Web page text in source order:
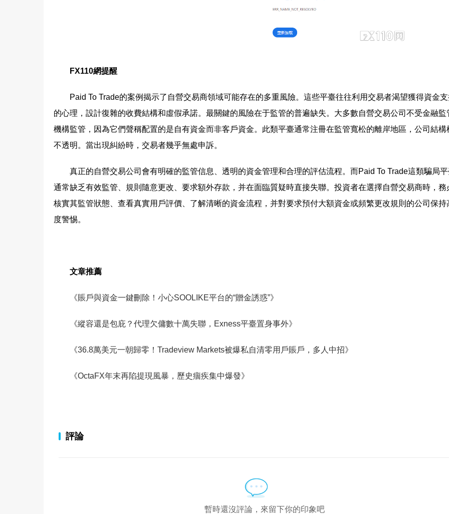
FX110網提醒
Paid To Trade的案例揭示了自營交易商領域可能存在的多重風險。這些平臺往往利用交易者渴望獲得資金
的心理，設計復雜的收費結構和虛假承諾。最關鍵的風險在于監管的普遍缺失。大多數自營交易公司不受金融監
機構監管，因為它們聲稱配置的是自有資金而非客戶資金。此類平臺通常注冊在監管寬松的離岸地區，公司結構
不透明。當出現糾紛時，交易者幾乎無處申訴。
真正的自營交易公司會有明確的監管信息、透明的資金管理和合理的評估流程。而Paid To Trade這類騙局
通常缺乏有效監管、規則隨意更改、要求額外存款，并在面臨質疑時直接失聯。投資者在選擇自營交易商時，務
核實其監管狀態、查看真實用戶評價、了解清晰的資金流程，并對要求預付大額資金或頻繁更改規則的公司保持
度警惕。
文章推薦
《賬戶與資金一鍵刪除！小心SOOLIKE平台的“贈金誘惑”》
《縱容還是包庇？代理欠傭數十萬失聯，Exness平臺置身事外》
《36.8萬美元一朝歸零！Tradeview Markets被爆私自清零用戶賬戶，多人中招》
《OctaFX年末再陷提現風暴，歷史痼疾集中爆發》
評論
暫時還沒評論，來留下你的印象吧